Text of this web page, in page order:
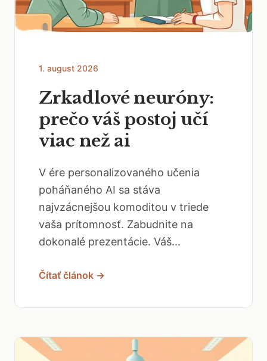
1. august 2026
Zrkadlové neuróny:
prečo váš postoj učí
viac než ai
V ére personalizovaného učenia
poháňaného AI sa stáva
najvzácnejšou komoditou v triede
vaša prítomnosť. Zabudnite na
dokonalé prezentácie. Váš...
Čítať článok →